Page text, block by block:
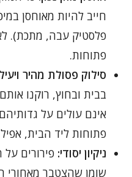
חייב להיות מאוחסן
פלסטיק עבה, מתכת).
פתוחות.
סילוק פסולת מהיר
בבית ובחוץ, רוקנו
אינם עולים על
פתוחות ליד הבית,
ניקיון יסודי: פירורים על
שומן שהצטבר מאחורי